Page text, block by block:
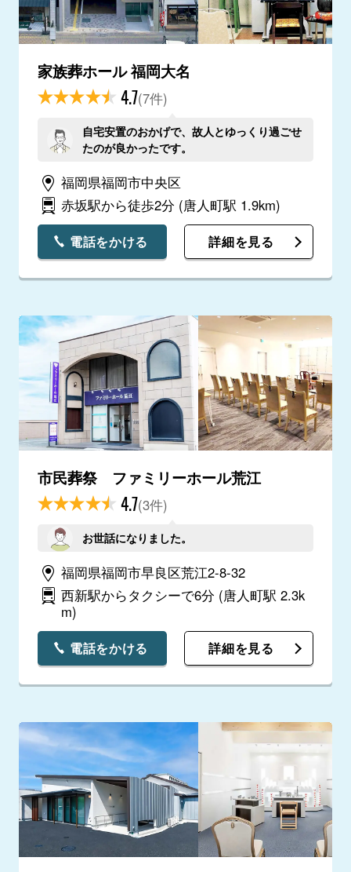
家族葬ホール 福岡大名
4.7(7件)
自宅安置のおかげで、故人とゆっくり過ごせ
たのが良かったです。
福岡県福岡市中央区
赤坂駅から徒歩2分 (唐人町駅 1.9km)
電話をかける 詳細を見る
市民葬祭 ファミリーホール荒江
4.7(3件)
お世話になりました。
福岡県福岡市早良区荒江2-8-32
西新駅からタクシーで6分 (唐人町駅 2.3k
m)
電話をかける 詳細を見る